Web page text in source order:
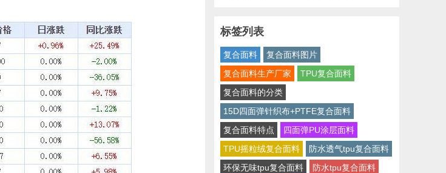
标签列表
复合面料
复合面料图片
复合面料生产厂家
TPU复合面料
复合面料的分类
15D四面弹针织布+PTFE复合面料
复合面料特点
四面弹PU涂层面料
TPU摇粒绒复合面料
防水透气tpu复合面料
环保无味tpu复合面料
防水tpu复合面料